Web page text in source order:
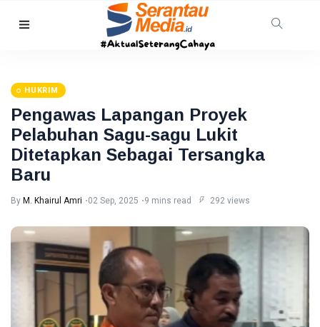
Gagalkan
Penyelundupan
1,3 Ton
Narkoba di
Perairan
Tanjung
Berakit
08 Aug,
PEKANBARU
Bawah
Pemko
Pekanbaru
Siapkan
Opsi Ambil
08
28
RIAU
Warga
Pelalawan
Diserang
Beruang
Madu,
Aug,
2026
40
views
HUKRIM
Pengawas Lapangan Proyek
Pelabuhan Sagu-sagu Lukit
Ditetapkan Sebagai Tersangka
Baru
By M. Khairul Amri 02 Sep, 2025 9 mins read 292 views